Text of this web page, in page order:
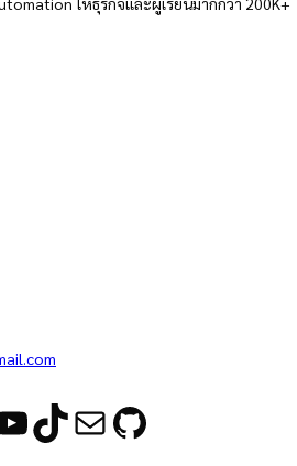
TikTok Mail GitHub